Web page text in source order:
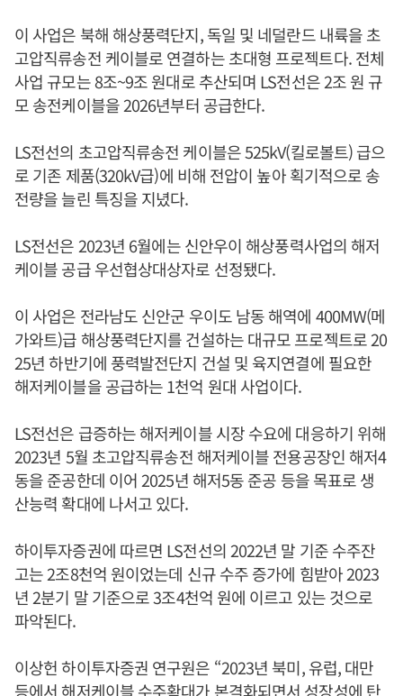
이 사업은 북해 해상풍력단지, 독일 및 네덜란드 내륙을 초
고압직류송전 케이블로 연결하는 초대형 프로젝트다. 전체
사업 규모는 8조~9조 원대로 추산되며 LS전선은 2조 원 규
모 송전케이블을 2026년부터 공급한다.
LS전선의 초고압직류송전 케이블은 525kV(킬로볼트) 급으
로 기존 제품(320kV급)에 비해 전압이 높아 획기적으로 송
전량을 늘린 특징을 지녔다.
LS전선은 2023년 6월에는 신안우이 해상풍력사업의 해저
케이블 공급 우선협상대상자로 선정됐다.
이 사업은 전라남도 신안군 우이도 남동 해역에 400MW(메
가와트)급 해상풍력단지를 건설하는 대규모 프로젝트로 20
25년 하반기에 풍력발전단지 건설 및 육지연결에 필요한
해저케이블을 공급하는 1천억 원대 사업이다.
LS전선은 급증하는 해저케이블 시장 수요에 대응하기 위해
2023년 5월 초고압직류송전 해저케이블 전용공장인 해저4
동을 준공한데 이어 2025년 해저5동 준공 등을 목표로 생
산능력 확대에 나서고 있다.
하이투자증권에 따르면 LS전선의 2022년 말 기준 수주잔
고는 2조8천억 원이었는데 신규 수주 증가에 힘받아 2023
년 2분기 말 기준으로 3조4천억 원에 이르고 있는 것으로
파악된다.
이상헌 하이투자증권 연구원은 “2023년 북미, 유럽, 대만
등에서 해저케이블 수주확대가 본격화되면서 성장성에 탄